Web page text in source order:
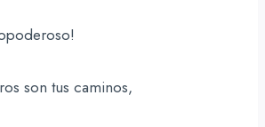
son tus caminos,